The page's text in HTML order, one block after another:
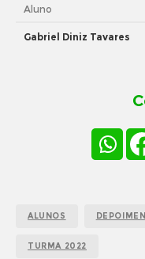
Aluno
Gabriel Diniz Tavares
ALUNOS
TURMA 2022